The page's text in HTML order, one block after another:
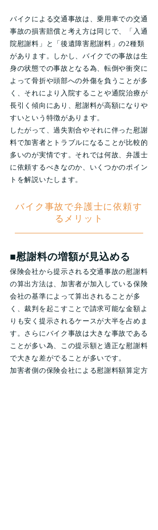
バイクによる交通事故は、乗用車での交通
事故の損害賠償と考え方は同じで、「入通
院慰謝料」と「後遺障害慰謝料」の2種類
があります。しかし、バイクでの事故は生
身の状態での事故となる為、転倒や衝突に
よって骨折や頭部への外傷を負うことが多
く、それにより入院することや通院治療が
長引く傾向にあり、慰謝料が高額になりや
すいという特徴があります。
したがって、過失割合やそれに伴った慰謝
料で加害者とトラブルになることが比較的
多いのが実情です。それでは何故、弁護士
に依頼するべきなのか、いくつかのポイン
トを解説いたします。
■慰謝料の増額が見込める
保険会社から提示される交通事故の慰謝料
の算出方法は、加害者が加入している保険
会社の基準によって算出されることが多
く、裁判を起こすことで請求可能な金額よ
りも安く提示されるケースが大半を占めま
す。さらにバイク事故は大きな事故である
ことが多い為、この提示額と適正な慰謝料
で大きな差がでることが多いです。
加害者側の保険会社による慰謝料額算定方
バイク事故で弁護士に依頼す
るメリット